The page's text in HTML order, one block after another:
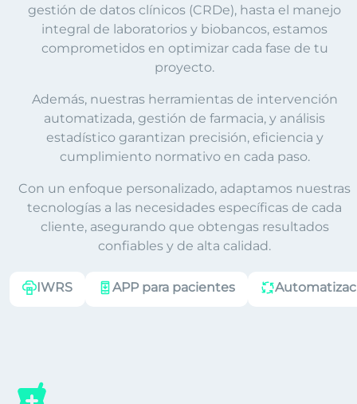
gestión de datos clínicos (CRDe), hasta el manejo
integral de laboratorios y biobancos, estamos
comprometidos en optimizar cada fase de tu
proyecto.
Además, nuestras herramientas de intervención
automatizada, gestión de farmacia, y análisis
estadístico garantizan precisión, eficiencia y
cumplimiento normativo en cada paso.
Con un enfoque personalizado, adaptamos nuestras
tecnologías a las necesidades específicas de cada
cliente, asegurando que obtengas resultados
confiables y de alta calidad.
IWRS APP para pacientes